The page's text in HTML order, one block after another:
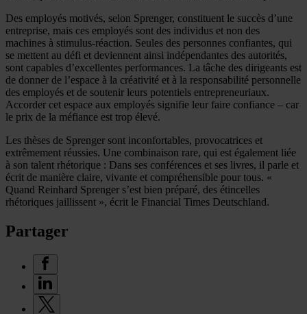
Des employés motivés, selon Sprenger, constituent le succès d’une
entreprise, mais ces employés sont des individus et non des
machines à stimulus-réaction. Seules des personnes confiantes, qui
se mettent au défi et deviennent ainsi indépendantes des autorités,
sont capables d’excellentes performances. La tâche des dirigeants est
de donner de l’espace à la créativité et à la responsabilité personnelle
des employés et de soutenir leurs potentiels entrepreneuriaux.
Accorder cet espace aux employés signifie leur faire confiance – car
le prix de la méfiance est trop élevé.
Les thèses de Sprenger sont inconfortables, provocatrices et
extrêmement réussies. Une combinaison rare, qui est également liée
à son talent rhétorique : Dans ses conférences et ses livres, il parle et
écrit de manière claire, vivante et compréhensible pour tous. «
Quand Reinhard Sprenger s’est bien préparé, des étincelles
rhétoriques jaillissent », écrit le Financial Times Deutschland.
Partager